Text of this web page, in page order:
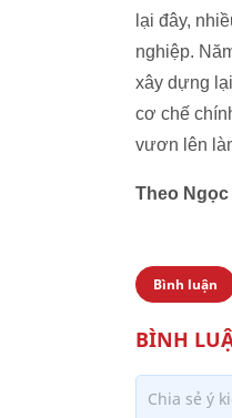
lại đây,
nghiệp.
xây dựng
cơ chế
vươn lên
Theo
Bình luận